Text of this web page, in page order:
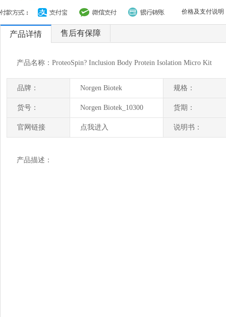
价格及支付说明
产品详情 售后有保障
产品名称：ProteoSpin? Inclusion Body Protein Isolation Micro Kit
品牌： Norgen Biotek 规格：
货号： Norgen Biotek_10300 货期：
官网链接 点我进入 说明书：
产品描述：